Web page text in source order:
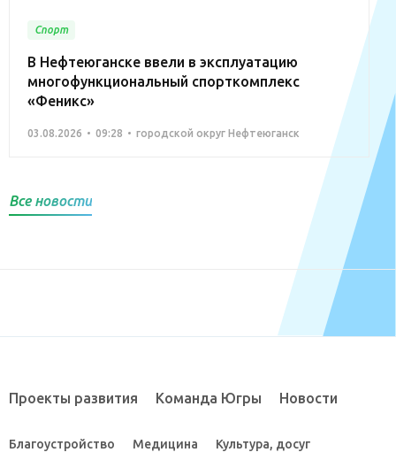
Спорт
В Нефтеюганске ввели в эксплуатацию
многофункциональный спорткомплекс
«Феникс»
03.08.2026 09:28 городской округ Нефтеюганск
Все новости
Проекты развития Команда Югры Новости
Благоустройство Медицина Культура, досуг